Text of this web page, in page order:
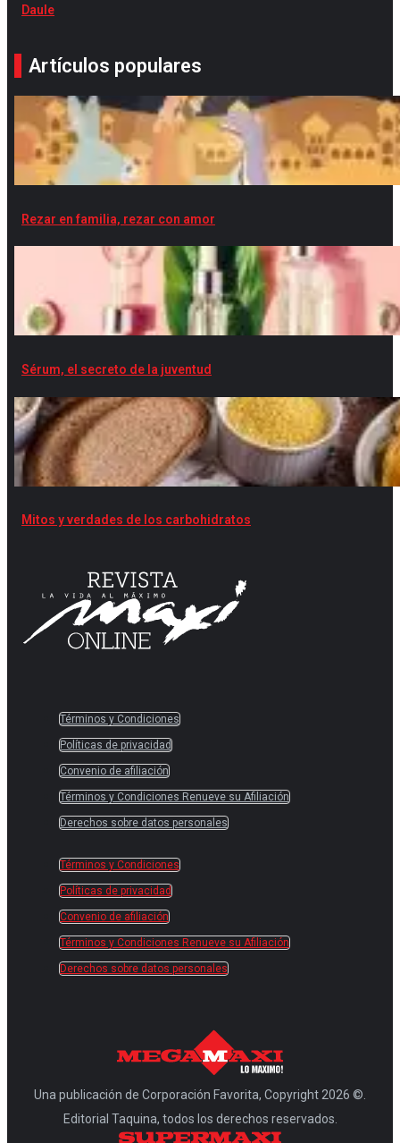
Daule
Artículos populares
Rezar en familia, rezar con amor
Sérum, el secreto de la juventud
Mitos y verdades de los carbohidratos
Términos y Condiciones
Políticas de privacidad
Convenio de afiliación
Términos y Condiciones Renueve su Afiliación
Derechos sobre datos personales
Términos y Condiciones
Políticas de privacidad
Convenio de afiliación
Términos y Condiciones Renueve su Afiliación
Derechos sobre datos personales
Una publicación de Corporación Favorita, Copyright 2026 ©.
Editorial Taquina, todos los derechos reservados.